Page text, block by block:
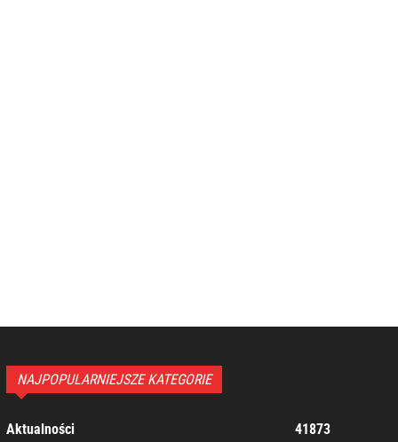
NAJPOPULARNIEJSZE KATEGORIE
Aktualności 41873